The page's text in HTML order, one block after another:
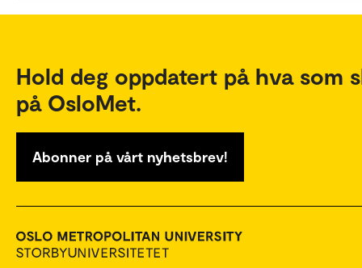
Hold deg oppdatert på hva som
på OsloMet.
Abonner på vårt nyhetsbrev!